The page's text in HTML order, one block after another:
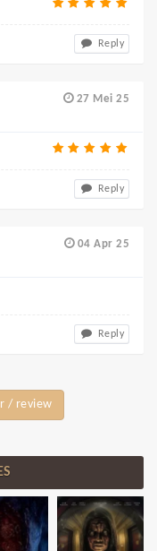
Reply
27 Mei 25
Reply
04 Apr 25
Reply
/ review